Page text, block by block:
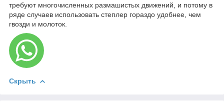
требуют многочисленных размашистых движений, и потому в
ряде случаев использовать степлер гораздо удобнее, чем
гвозди и молоток.
Скрыть